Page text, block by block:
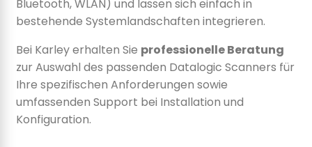
Bluetooth, WLAN) und lassen sich einfach in
bestehende Systemlandschaften integrieren.
Bei Karley erhalten Sie professionelle Beratung
zur Auswahl des passenden Datalogic Scanners für
Ihre spezifischen Anforderungen sowie
umfassenden Support bei Installation und
Konfiguration.